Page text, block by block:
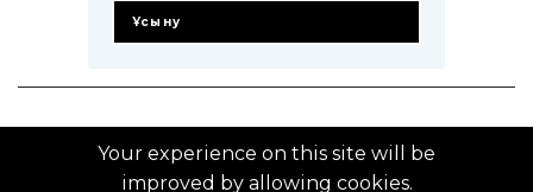
Ұсыну
© 2014–2025 ZTB.KZ
Your experience on this site will be
improved by allowing cookies.